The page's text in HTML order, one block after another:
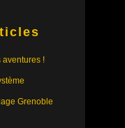
aventures !
Grenoble